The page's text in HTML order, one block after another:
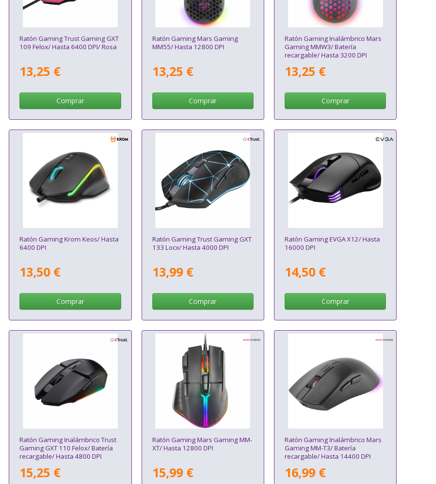
Ratón Gaming Trust Gaming GXT
109 Felox/ Hasta 6400 DPI/ Rosa
13,25 €
Comprar
Ratón Gaming Mars Gaming
MM55/ Hasta 12800 DPI
13,25 €
Comprar
Ratón Gaming Inalámbrico Mars
Gaming MMW3/ Batería
recargable/ Hasta 3200 DPI
13,25 €
Comprar
Ratón Gaming Krom Keos/ Hasta
6400 DPI
13,50 €
Comprar
Ratón Gaming Trust Gaming GXT
133 Locx/ Hasta 4000 DPI
13,99 €
Comprar
Ratón Gaming EVGA X12/ Hasta
16000 DPI
14,50 €
Comprar
Ratón Gaming Inalámbrico Trust
Gaming GXT 110 Felox/ Batería
recargable/ Hasta 4800 DPI
15,25 €
Ratón Gaming Mars Gaming MM-
XT/ Hasta 12800 DPI
15,99 €
Ratón Gaming Inalámbrico Mars
Gaming MM-T3/ Batería
recargable/ Hasta 14400 DPI
16,99 €